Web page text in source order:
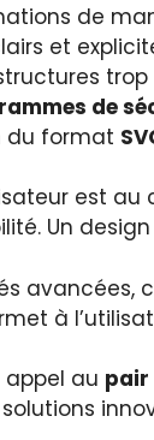
de
et
de
du format
est
Un
avancées,
à
appel au pair